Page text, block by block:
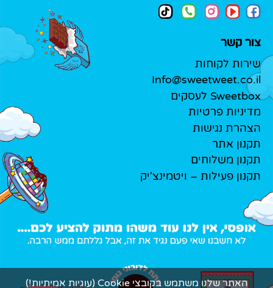
צור קשר
שירות לקוחות
Info@sweetweet.co.il
Sweetbox לעסקים
מדיניות פרטיות
הצהרת נגישות
תקנון אתר
תקנון משלוחים
תקנון פעילות – ויטמינצ'יק
האתר שלנו משתמש בקובצי Cookie (עוגיות אמיתיות!)